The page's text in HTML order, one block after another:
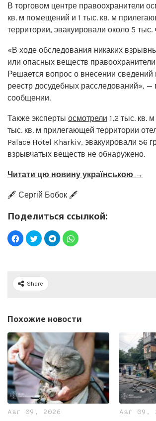
В торговом центре правоохранители
кв. м помещений и 1 тыс. кв. м
территории, эвакуировали около 5 тыс.
«В ходе обследования никаких
или опасных веществ
Решается вопрос о внесении
реестр досудебных расследований», —
сообщении.
Также эксперты осмотрели 1,2 тыс. кв.
тыс. кв. м прилегающей территории
Palace Hotel Kharkiv, эвакуировали 56
взрывчатых веществ не обнаружено.
Читати цю новину українською →
🖋️ Сергій Бобок 🖋️
Поделиться ссылкой:
Share
Похожие новости
Авг 09, 2026 Авг 09,